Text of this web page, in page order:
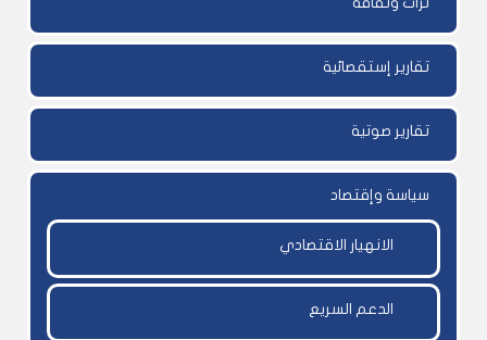
تقارير إستقصائية
تقارير صوتية
سياسة وإقتصاد
الانهيار الاقتصادي
الدعم السريع